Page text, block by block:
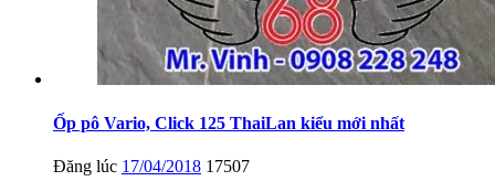
Ốp pô Vario, Click 125 ThaiLan kiểu mới nhất
Đăng lúc 17/04/2018 17507